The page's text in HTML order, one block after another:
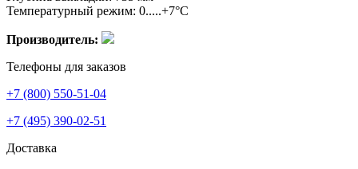
Температурный режим: 0.....+7°C
Производитель:
Телефоны для заказов
+7 (800) 550-51-04
+7 (495) 390-02-51
Доставка